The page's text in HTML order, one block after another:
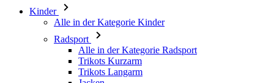
Kinder
Alle in der Kategorie Kinder
Radsport
Alle in der Kategorie Radsport
Trikots Kurzarm
Trikots Langarm